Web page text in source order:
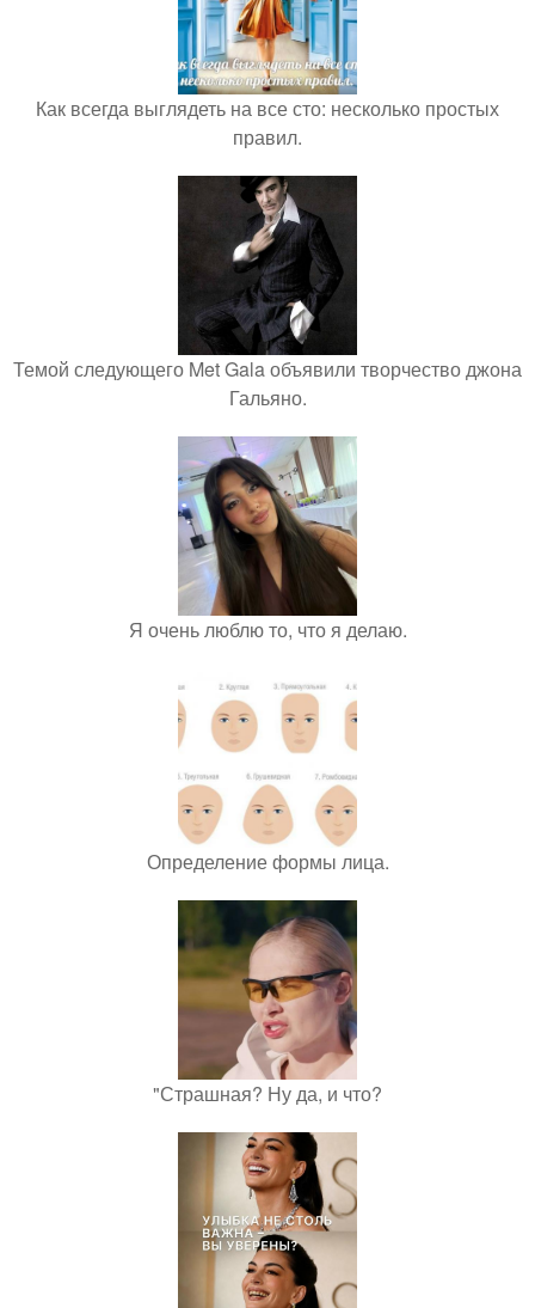
Как всегда выглядеть на все сто: несколько простых
правил.
Темой следующего Met Gala объявили творчество джона
Гальяно.
Я очень люблю то, что я делаю.
Определение формы лица.
"Страшная? Ну да, и что?